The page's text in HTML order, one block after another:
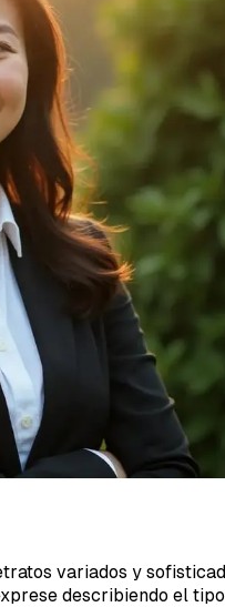
variados y
describiendo el